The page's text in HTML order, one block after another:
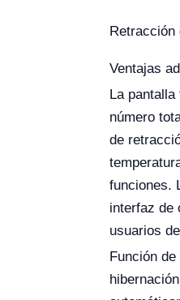
Retracción
Ventajas
La
número
de
funciones.
interfaz de
usuarios
Función